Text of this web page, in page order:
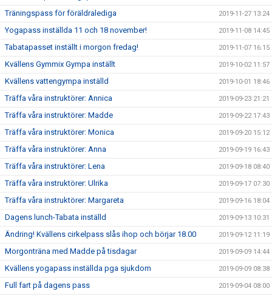
Träningspass för föräldralediga 2019-11-27 13:24
Yogapass inställda 11 och 18 november! 2019-11-08 14:45
Tabatapasset inställt i morgon fredag! 2019-11-07 16:15
Kvällens Gymmix Gympa inställt 2019-10-02 11:57
Kvällens vattengympa inställd 2019-10-01 18:46
Träffa våra instruktörer: Annica 2019-09-23 21:21
Träffa våra instruktörer: Madde 2019-09-22 17:43
Träffa våra instruktörer: Monica 2019-09-20 15:12
Träffa våra instruktörer: Anna 2019-09-19 16:43
Träffa våra instruktörer: Lena 2019-09-18 08:40
Träffa våra instruktörer: Ulrika 2019-09-17 07:30
Träffa våra instruktörer: Margareta 2019-09-16 18:04
Dagens lunch-Tabata inställd 2019-09-13 10:31
Ändring! Kvällens cirkelpass slås ihop och börjar 18.00 2019-09-12 11:19
Morgonträna med Madde på tisdagar 2019-09-09 14:44
Kvällens yogapass inställda pga sjukdom 2019-09-09 08:38
Full fart på dagens pass 2019-09-04 08:00